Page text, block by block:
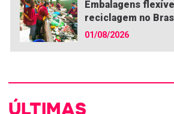
Embalagens
reciclagem no
01/08/2026
ÚLTIMAS